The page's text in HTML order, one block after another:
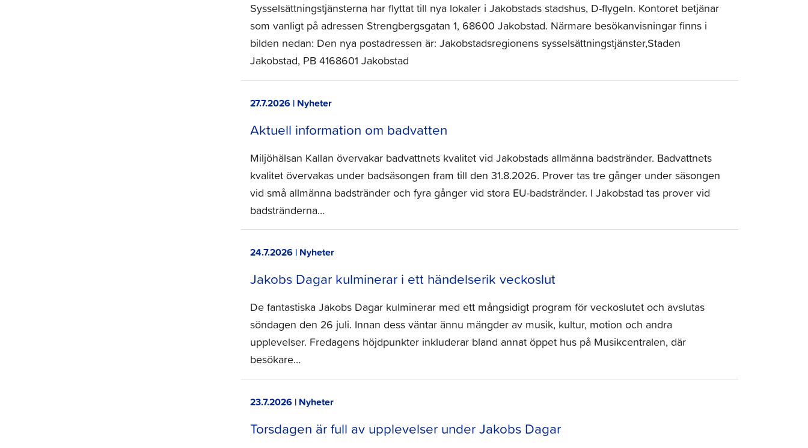
Sysselsättningstjänsterna har flyttat till nya lokaler i Jakobstads stadshus, D-flygeln. Kontoret betjänar
som vanligt på adressen Strengbergsgatan 1, 68600 Jakobstad. Närmare besökanvisningar finns i
bilden nedan: Den nya postadressen är: Jakobstadsregionens sysselsättningstjänster,Staden
Jakobstad, PB 4168601 Jakobstad
27.7.2026 | Nyheter
Aktuell information om badvatten
Miljöhälsan Kallan övervakar badvattnets kvalitet vid Jakobstads allmänna badstränder. Badvattnets
kvalitet övervakas under badsäsongen fram till den 31.8.2026. Prover tas tre gånger under säsongen
vid små allmänna badstränder och fyra gånger vid stora EU-badstränder. I Jakobstad tas prover vid
badstränderna…
24.7.2026 | Nyheter
Jakobs Dagar kulminerar i ett händelserik veckoslut
De fantastiska Jakobs Dagar kulminerar med ett mångsidigt program för veckoslutet och avslutas
söndagen den 26 juli. Innan dess väntar ännu mängder av musik, kultur, motion och andra
upplevelser. Fredagens höjdpunkter inkluderar bland annat öppet hus på Musikcentralen, där
besökare…
23.7.2026 | Nyheter
Torsdagen är full av upplevelser under Jakobs Dagar